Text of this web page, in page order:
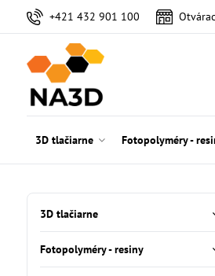
+421 432 901 100
3D tlačiarne Fotopolyméry -
3D tlačiarne
Fotopolyméry - resiny